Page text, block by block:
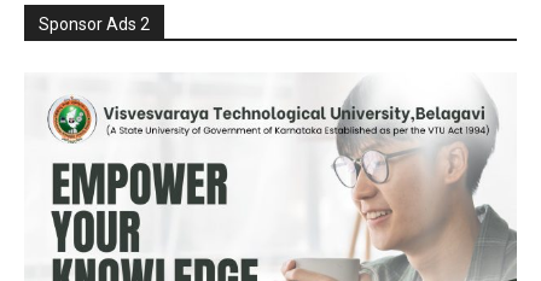
Sponsor Ads 2